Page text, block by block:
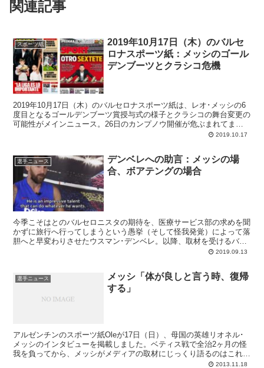
関連記事
スポーツ紙
2019年10月17日（木）のバルセ
ロナスポーツ紙：メッシのゴール
デンブーツとクラシコ危機
2019年10月17日（木）のバルセロナスポーツ紙は、レオ･メッシの6
度目となるゴールデンブーツ賞授与式の様子とクラシコの舞台変更の
可能性がメインニュース。26日のカンプノウ開催が危ぶまれてま
2019.10.17
選手ニュース
デンベレへの助言：メッシの場
合、ボアテングの場合
今季こそはとのバルセロニスタの期待を、医療サービス部の求めを聞
かずに旅行へ行ってしまうという愚挙（そして怪我発覚）によって落
胆へと早変わりさせたウスマン･デンベレ。以降、取材を受けるバル
サ選手にとってはデン坊主のプロ精神に関する質問が定番のひとつに
す。 そのひとつが、9月12日にSPORT紙が掲載したレオ･メッシのイ
ンタビューです
2019.09.13
選手ニュース
メッシ「体が良しと言う時、復帰
する」
アルゼンチンのスポーツ紙Oleが17日（日）、母国の英雄リオネル･
メッシのインタビューを掲載しました。ベティス戦で全治2ヶ月の怪
我を負ってから、メッシがメディアの取材にじっくり語るのはこれが
初めて。ということで、18日のSPORT紙とMUNDO DEPORTIVO紙
2013.11.18